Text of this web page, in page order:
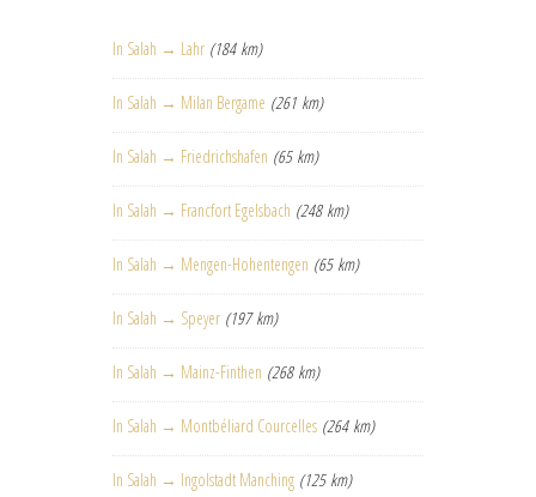
In Salah → Lahr (184 km)
In Salah → Milan Bergame (261 km)
In Salah → Friedrichshafen (65 km)
In Salah → Francfort Egelsbach (248 km)
In Salah → Mengen-Hohentengen (65 km)
In Salah → Speyer (197 km)
In Salah → Mainz-Finthen (268 km)
In Salah → Montbéliard Courcelles (264 km)
In Salah → Ingolstadt Manching (125 km)